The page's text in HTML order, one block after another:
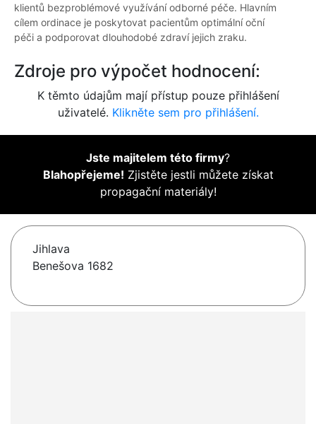
klientů bezproblémové využívání odborné péče. Hlavním
cílem ordinace je poskytovat pacientům optimální oční
péči a podporovat dlouhodobé zdraví jejich zraku.
Zdroje pro výpočet hodnocení:
K těmto údajům mají přístup pouze přihlášení
uživatelé. Klikněte sem pro přihlášení.
Jste majitelem této firmy?
Blahopřejeme! Zjistěte jestli můžete získat
propagační materiály!
Jihlava
Benešova 1682